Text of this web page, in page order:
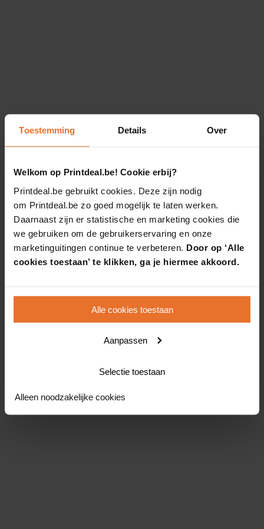
Toestemming Details Over
Welkom op Printdeal.be! Cookie erbij?
Printdeal.be gebruikt cookies. Deze zijn nodig
om Printdeal.be zo goed mogelijk te laten werken.
Daarnaast zijn er statistische en marketing cookies die
we gebruiken om de gebruikerservaring en onze
marketinguitingen continue te verbeteren. Door op ‘Alle
cookies toestaan’ te klikken, ga je hiermee akkoord.
Alle cookies toestaan
Aanpassen
Selectie toestaan
Alleen noodzakelijke cookies